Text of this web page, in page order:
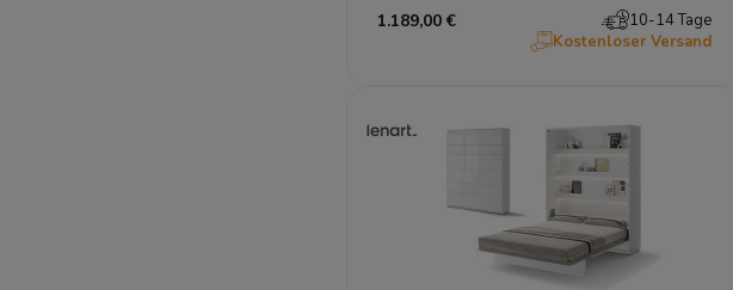
1.189,00 €
10-14 Tage
Kostenloser Versand